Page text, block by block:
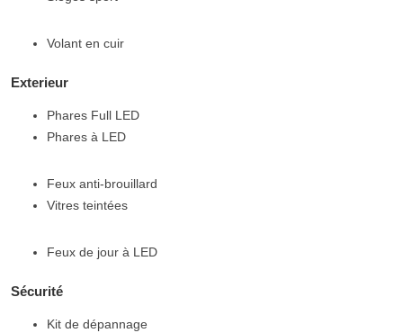
Volant en cuir
Exterieur
Phares Full LED
Phares à LED
Feux anti-brouillard
Vitres teintées
Feux de jour à LED
Sécurité
Kit de dépannage